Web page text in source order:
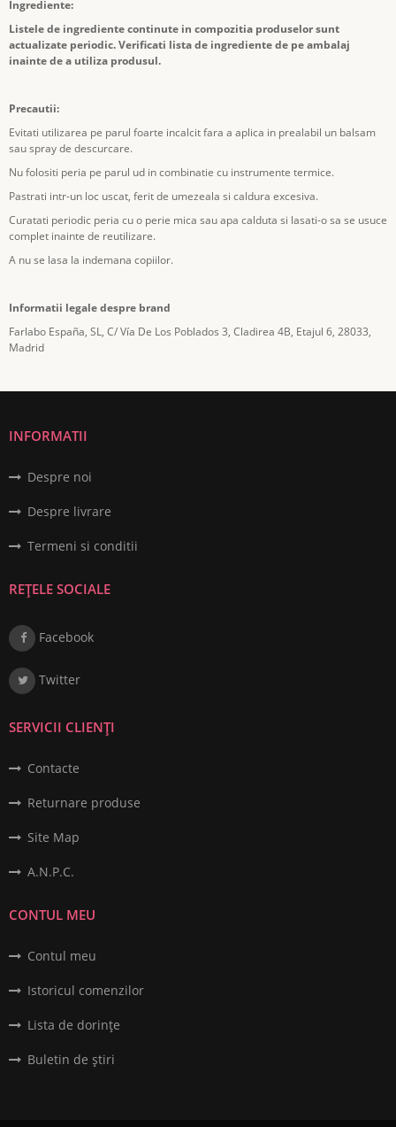
Ingrediente:
Listele de ingrediente continute in compozitia produselor sunt
actualizate periodic. Verificati lista de ingrediente de pe ambalaj
inainte de a utiliza produsul.
Precautii:
Evitati utilizarea pe parul foarte incalcit fara a aplica in prealabil un balsam
sau spray de descurcare.
Nu folositi peria pe parul ud in combinatie cu instrumente termice.
Pastrati intr-un loc uscat, ferit de umezeala si caldura excesiva.
Curatati periodic peria cu o perie mica sau apa calduta si lasati-o sa se usuce
complet inainte de reutilizare.
A nu se lasa la indemana copiilor.
Informatii legale despre brand
Farlabo España, SL, C/ Vía De Los Poblados 3, Cladirea 4B, Etajul 6, 28033,
Madrid
INFORMATII
Despre noi
Despre livrare
Termeni si conditii
REȚELE SOCIALE
Facebook
Twitter
SERVICII CLIENȚI
Contacte
Returnare produse
Site Map
A.N.P.C.
CONTUL MEU
Contul meu
Istoricul comenzilor
Lista de dorințe
Buletin de știri